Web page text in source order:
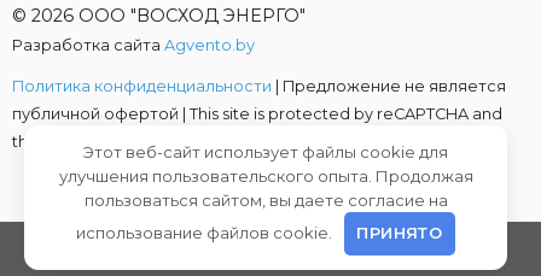
© 2026 ООО "ВОСХОД ЭНЕРГО"
Разработка сайта Agvento.by
Политика конфиденциальности | Предложение не является
публичной офертой | This site is protected by reCAPTCHA and
the Google
Privacy Policy
Этот веб-сайт использует файлы cookie для
улучшения пользовательского опыта. Продолжая
пользоваться сайтом, вы даете согласие на
использование файлов cookie.
ПРИНЯТО